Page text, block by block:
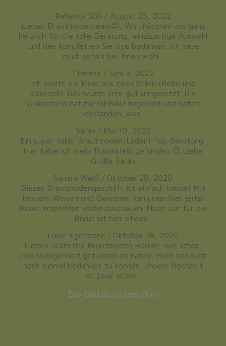
Rebecca Süß / August 23, 2022
Liebes Brautmodenteam😊, Wir möchten uns ganz
herzlich für die tolle Beratung, einzigartige Auswahl
und den kompletten Service bedanken. Ich habe
mich sofort bei Ihnen wohl...
Theresa / Juni 3, 2022
Ich wollte ein Kleid aus zwei Stilen (Boho und
klassisch). Das wurde sehr gut umgesetzt. Die
Verkäuferin hat mir GENAU zugehört und sofort
verstanden, was...
Sarah / Mai 10, 2022
Ein super toller Brautmoden-Laden! Top Beratung!
Hier habe ich mein Traumkleid gefunden 🙂 Liebe
Grüße Sarah
Sandra Weiß / Oktober 28, 2020
Dieses Brautmodengeschäft ist einfach klasse! Mit
bestem Wissen und Gewissen kann man hier jeder
Braut empfehlen vorbeizuschauen. Nicht nur für die
Braut ist hier etwas...
Luise Egermann / Oktober 28, 2020
Liebes Team der Brautmoden Börner, wie schön,
eine Gelegenheit gefunden zu haben, mich bei euch
noch einmal bedanken zu können. Unsere Hochzeit
ist zwar schon...
Das Gästebuch besuchen